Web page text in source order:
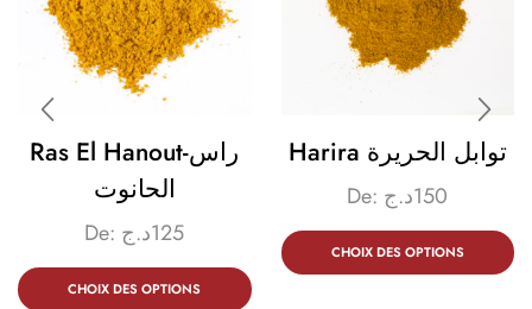
Ras El Hanout-راس
الحانوت
De: 125د.ج
CHOIX DES OPTIONS
Harira توابل الحريرة
De: 150د.ج
CHOIX DES OPTIONS